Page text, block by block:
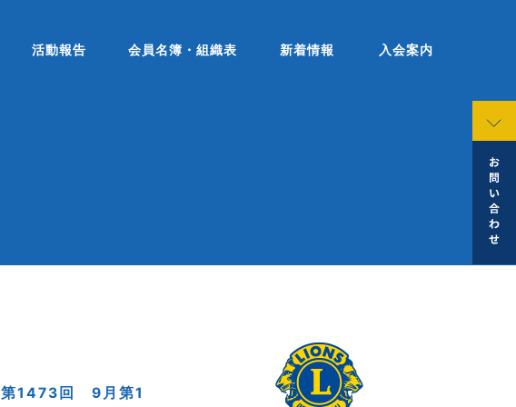
活動報告 会員名簿・組織表 新着情報 入会案内
第1473回 9月第1